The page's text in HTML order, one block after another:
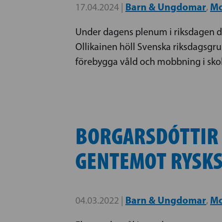
17.04.2024 | Barn & Ungdomar,
Under dagens plenum i riksdagen
Ollikainen höll Svenska
förebygga våld och mobbning i
GENTEMOT
04.03.2022 | Barn & Ungdomar,